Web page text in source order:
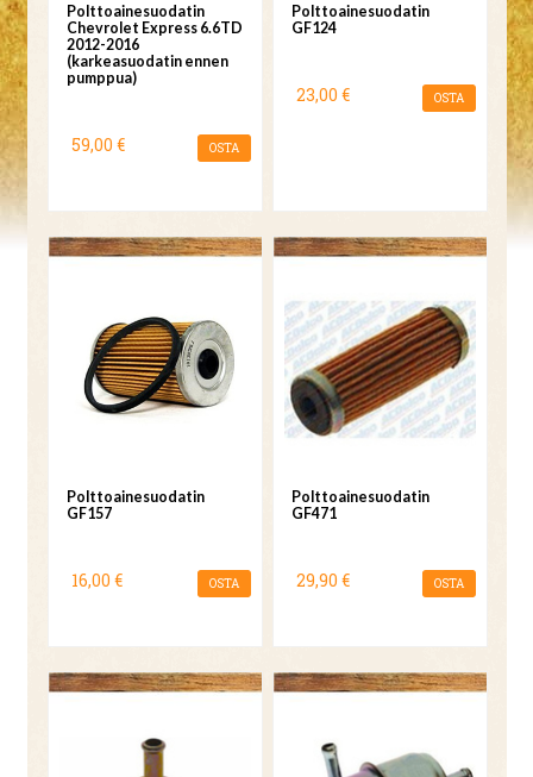
Polttoainesuodatin
Chevrolet Express 6.6TD
2012-2016
(karkeasuodatin ennen
pumppua)
59,00 € OSTA
Polttoainesuodatin
GF124
23,00 € OSTA
Polttoainesuodatin
GF157
16,00 € OSTA
Polttoainesuodatin
GF471
29,90 € OSTA